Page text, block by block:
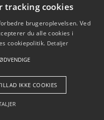
datoer for CO2-
Pilanto Aps
tracking cookies
brugeroplevelsen. Ved
du alle cookies i
cookiepolitik. Detaljer
IKKE COOKIES